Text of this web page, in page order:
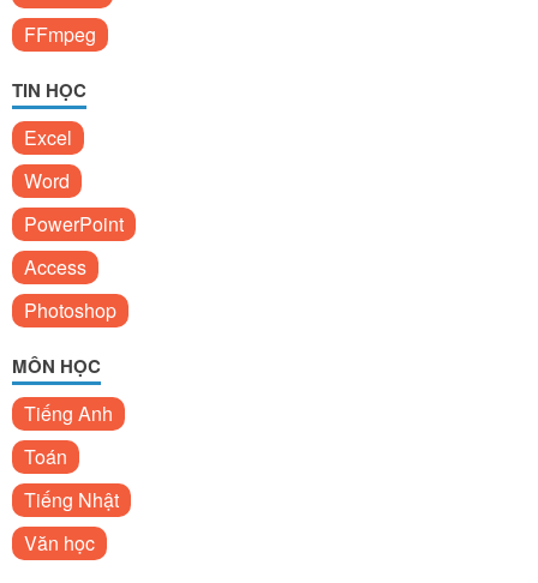
FFmpeg
TIN HỌC
Excel
Word
PowerPoint
Access
Photoshop
MÔN HỌC
Tiếng Anh
Toán
Tiếng Nhật
Văn học